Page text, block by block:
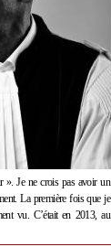
». Je ne crois pas avoir un
La première fois que je
vu. C’était en 2013, au